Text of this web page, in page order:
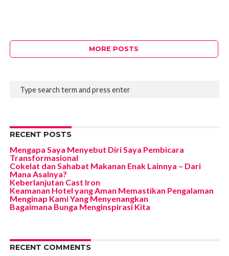
MORE POSTS
RECENT POSTS
Mengapa Saya Menyebut Diri Saya Pembicara
Transformasional
Cokelat dan Sahabat Makanan Enak Lainnya – Dari
Mana Asalnya?
Keberlanjutan Cast Iron
Keamanan Hotel yang Aman Memastikan Pengalaman
Menginap Kami Yang Menyenangkan
Bagaimana Bunga Menginspirasi Kita
RECENT COMMENTS